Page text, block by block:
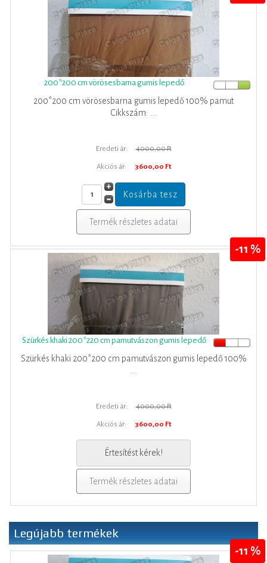
200*200 cm vörösesbarna gumis lepedő
200*200 cm vörösesbarna gumis lepedő 100% pamut
Cikkszám: ...
Eredeti ár: 4000,00 Ft
Akciós ár: 3600,00 Ft
Termék részletes adatai
Szürkés khaki 200*220 cm pamutvászon gumis lepedő
Szürkés khaki 200*200 cm pamutvászon gumis lepedő 100%
-11 %
Eredeti ár: 4000,00 Ft
Akciós ár: 3600,00 Ft
Értesítést kérek!
Termék részletes adatai
Legújabb termékek
-11 %